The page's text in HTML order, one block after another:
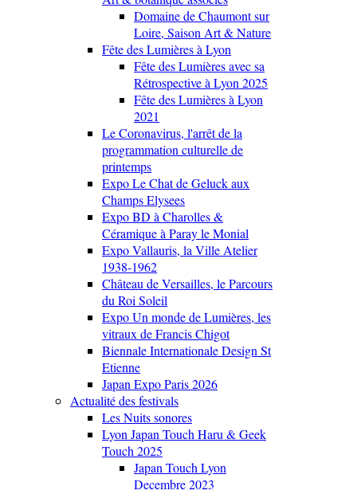
Domaine de Chaumont sur
Loire, Saison Art & Nature
Fête des Lumières à Lyon
Fête des Lumières avec sa
Rétrospective à Lyon 2025
Fête des Lumières à Lyon
2021
Le Coronavirus, l'arrêt de la
programmation culturelle de
printemps
Expo Le Chat de Geluck aux
Champs Elysees
Expo BD à Charolles &
Céramique à Paray le Monial
Expo Vallauris, la Ville Atelier
1938-1962
Château de Versailles, le Parcours
du Roi Soleil
Expo Un monde de Lumières, les
vitraux de Francis Chigot
Biennale Internationale Design St
Etienne
Japan Expo Paris 2026
Actualité des festivals
Les Nuits sonores
Lyon Japan Touch Haru & Geek
Touch 2025
Japan Touch Lyon
Decembre 2023